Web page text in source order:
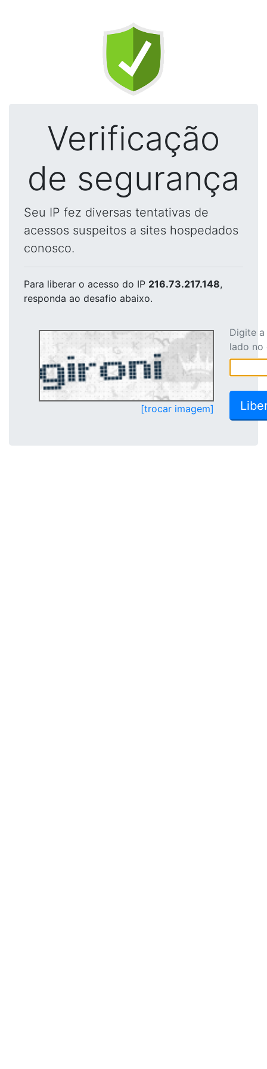
Verificação
de segurança
Seu IP fez diversas tentativas de
acessos suspeitos a sites hospedados
conosco.
Para liberar o acesso do IP 216.73.217.148,
responda ao desafio abaixo.
[trocar imagem]
Digite
lado no